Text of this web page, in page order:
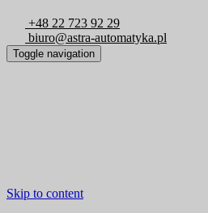
+48 22 723 92 29
biuro@astra-automatyka.pl
Toggle navigation
Skip to content